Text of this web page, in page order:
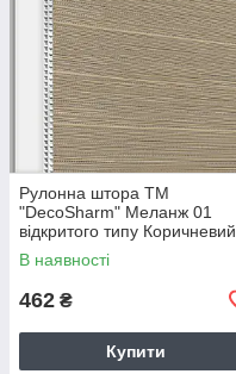
Рулонна штора ТМ
"DecoSharm" Меланж 01
відкритого типу Коричневий
В наявності
462 ₴
Купити